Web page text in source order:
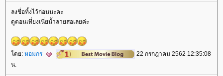
ลงชื่อทิ้งไว้ก่อนนะคะ
ดูตอนเที่ยงเนี่ยน้ำลายสอเลยค่ะ
ดย: หอมกร
22 กรกฎาคม 2562 12:35:08
น.